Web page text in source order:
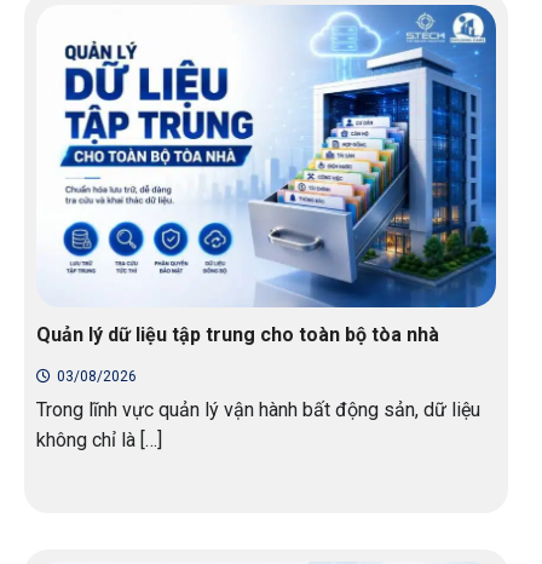
Quản lý dữ liệu tập trung cho toàn bộ tòa nhà
03/08/2026
Trong lĩnh vực quản lý vận hành bất động sản, dữ liệu
không chỉ là […]